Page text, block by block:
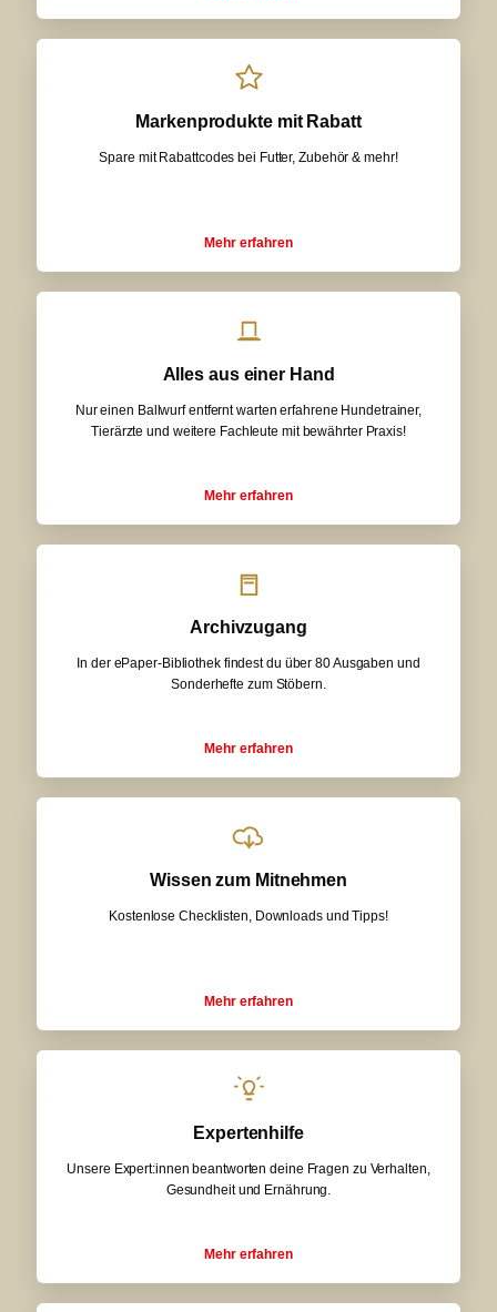
Markenprodukte mit Rabatt
Spare mit Rabattcodes bei Futter, Zubehör & mehr!
Mehr erfahren
Alles aus einer Hand
Nur einen Ballwurf entfernt warten erfahrene Hundetrainer,
Tierärzte und weitere Fachleute mit bewährter Praxis!
Mehr erfahren
Archivzugang
In der ePaper-Bibliothek findest du über 80 Ausgaben und
Sonderhefte zum Stöbern.
Mehr erfahren
Wissen zum Mitnehmen
Kostenlose Checklisten, Downloads und Tipps!
Mehr erfahren
Expertenhilfe
Unsere Expert:innen beantworten deine Fragen zu Verhalten,
Gesundheit und Ernährung.
Mehr erfahren